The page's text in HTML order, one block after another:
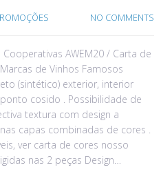
NO COMMENTS
AWEM20 / Carta de
de Vinhos Famosos
(sintético) exterior, interior
cosido . Possibilidade de
textura com design a
capas combinadas de cores .
ver carta de cores nosso
nas 2 peças Design…